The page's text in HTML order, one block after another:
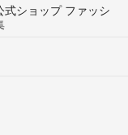
式ショップ ファッシ